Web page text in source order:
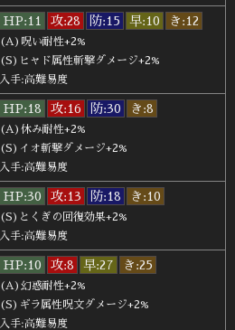
HP:11 攻:28 防:15 早:10 き:12
(A)呪い耐性+2%
(S)ヒャド属性斬撃ダメージ+2%
入手:高難易度
HP:18 攻:16 防:30 き:8
(A)休み耐性+2%
(S)イオ斬撃ダメージ+2%
入手:高難易度
HP:30 攻:13 防:18 き:10
(S)とくぎの回復効果+2%
入手:高難易度
HP:10 攻:8 早:27 き:25
(A)幻惑耐性+2%
(S)ギラ属性呪文ダメージ+2%
入手:高難易度